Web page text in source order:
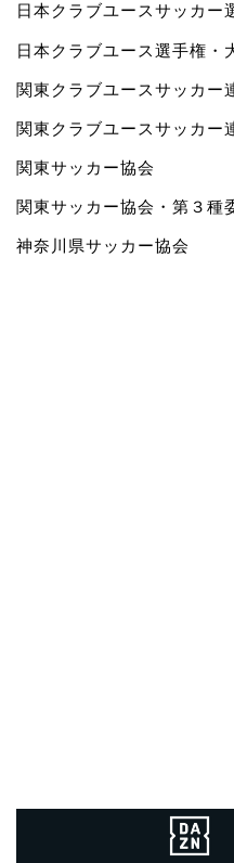
日本クラブユースサッカー
日本クラブユース選手権・
関東クラブユースサッカー
関東クラブユースサッカー
関東サッカー協会
関東サッカー協会・第３種
神奈川県サッカー協会